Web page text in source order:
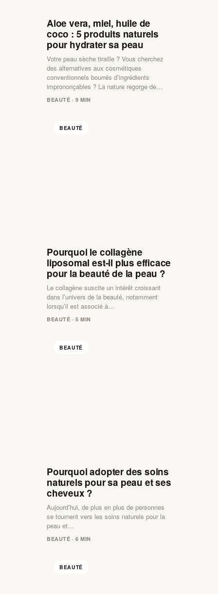
Aloe vera, miel, huile de
coco : 5 produits naturels
pour hydrater sa peau
Votre peau sèche tiraille ? Vous cherchez
des alternatives aux cosmétiques
conventionnels bourrés d’ingrédients
imprononçables ? La nature regorge de…
BEAUTÉ · 9 MIN
BEAUTÉ
Pourquoi le collagène
liposomal est-il plus efficace
pour la beauté de la peau ?
Le collagène suscite un intérêt croissant
dans l’univers de la beauté, notamment
lorsqu’il est associé à…
BEAUTÉ · 5 MIN
BEAUTÉ
Pourquoi adopter des soins
naturels pour sa peau et ses
cheveux ?
Aujourd’hui, de plus en plus de personnes
se tournent vers les soins naturels pour la
peau et…
BEAUTÉ · 6 MIN
BEAUTÉ